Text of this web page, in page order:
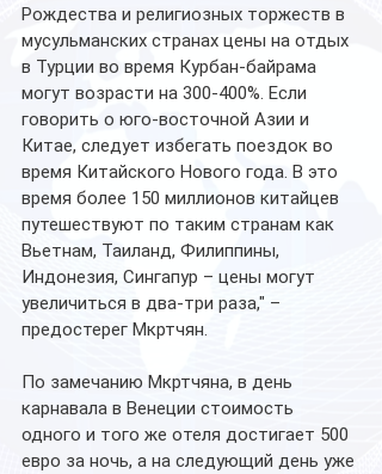
Рождества и религиозных торжеств в
мусульманских странах цены на отдых
в Турции во время Курбан-байрама
могут возрасти на 300-400%. Если
говорить о юго-восточной Азии и
Китае, следует избегать поездок во
время Китайского Нового года. В это
время более 150 миллионов китайцев
путешествуют по таким странам как
Вьетнам, Таиланд, Филиппины,
Индонезия, Сингапур – цены могут
увеличиться в два-три раза," –
предостерег Мкртчян.
По замечанию Мкртчяна, в день
карнавала в Венеции стоимость
одного и того же отеля достигает 500
евро за ночь, а на следующий день уже